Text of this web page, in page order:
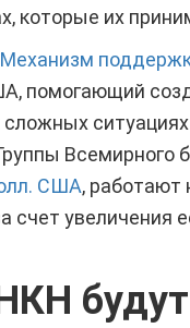
которые их
Механизм
помогающий
Всемирного
США, работают
увеличения